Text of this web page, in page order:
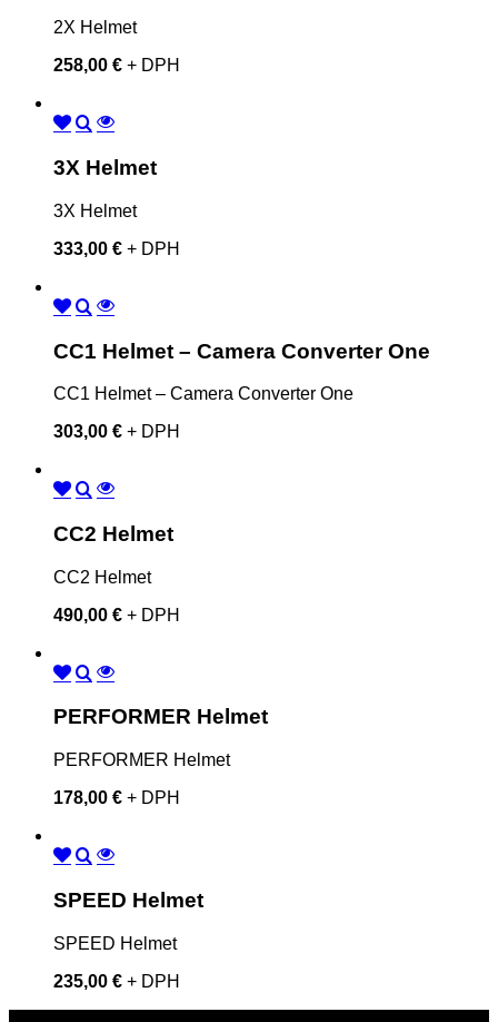
2X Helmet
258,00 € + DPH
3X Helmet
3X Helmet
333,00 € + DPH
CC1 Helmet – Camera Converter One
CC1 Helmet – Camera Converter One
303,00 € + DPH
CC2 Helmet
CC2 Helmet
490,00 € + DPH
PERFORMER Helmet
PERFORMER Helmet
178,00 € + DPH
SPEED Helmet
SPEED Helmet
235,00 € + DPH